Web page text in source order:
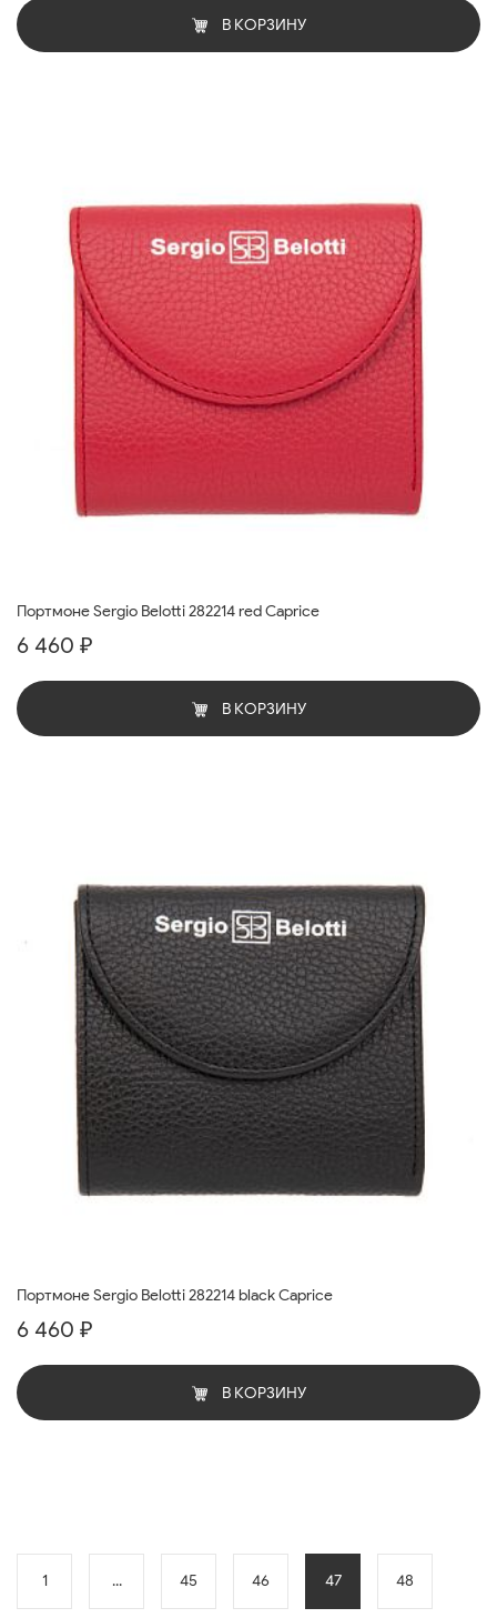
В КОРЗИНУ
Портмоне Sergio Belotti 282214 red Caprice
6 460 ₽
В КОРЗИНУ
Портмоне Sergio Belotti 282214 black Caprice
6 460 ₽
В КОРЗИНУ
1 ... 45 46 47 48